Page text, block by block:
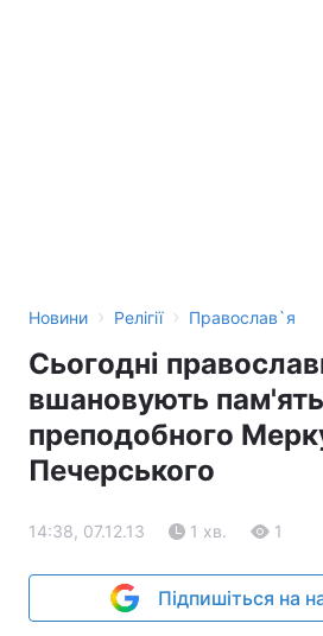
Новини › Релігії › Православ`я
Сьогодні
вшановують пам'ять
преподобного
Печерського
14:38, 07.12.13 1 хв. 1
Підпишіться на